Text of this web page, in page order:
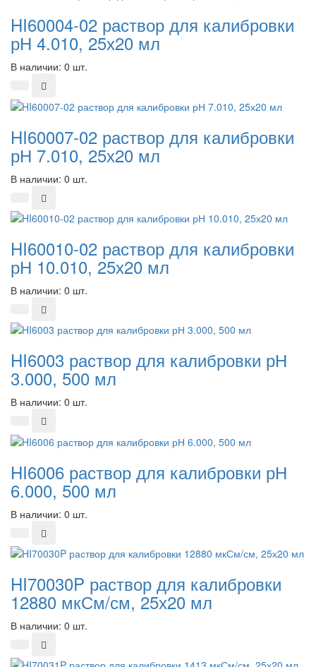
HI60004-02 раствор для калибровки
рН 4.010, 25х20 мл
В наличии: 0 шт.
HI60007-02 раствор для калибровки
рН 7.010, 25х20 мл
В наличии: 0 шт.
HI60010-02 раствор для калибровки
рН 10.010, 25х20 мл
В наличии: 0 шт.
HI6003 раствор для калибровки рН
3.000, 500 мл
В наличии: 0 шт.
HI6006 раствор для калибровки рН
6.000, 500 мл
В наличии: 0 шт.
HI70030P раствор для калибровки
12880 мкСм/см, 25х20 мл
В наличии: 0 шт.